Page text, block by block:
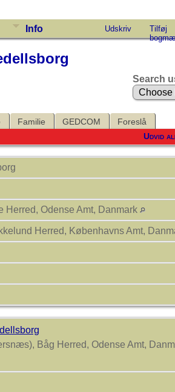
Info Udskriv
Tilføj
Search
Familie GEDCOM
Foreslå
Udvid
Herred, Odense Amt, Danmark
Herred, Københavns Amt,
Båg Herred, Odense Amt,